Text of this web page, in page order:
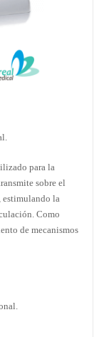
para la
sobre el
estimulando la
Como
de mecanismos